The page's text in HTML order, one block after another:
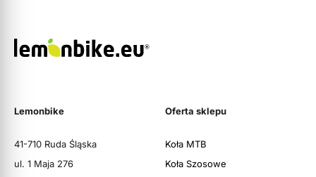
Lemonbike
41-710 Ruda Śląska
ul. 1 Maja 276
Oferta sklepu
Koła MTB
Koła Szosowe